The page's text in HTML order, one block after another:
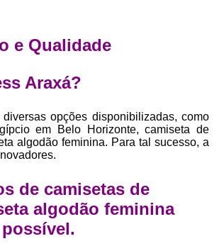
Desenvolvimento de Coleção de
Desenvolvimento de Estampa Exclusiva
Desenvolvimento
Desenvolvimento de
Desenvolvimento de
Desenvolvimento
Desenvolvimento de Estampas
e Qualidade
Araxá?
opções disponibilizadas, como
em Belo Horizonte, camiseta de
algodão feminina. Para tal sucesso, a
de camisetas de
algodão feminina